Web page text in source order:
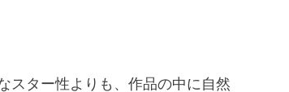
スター性よりも、作品の中に自然